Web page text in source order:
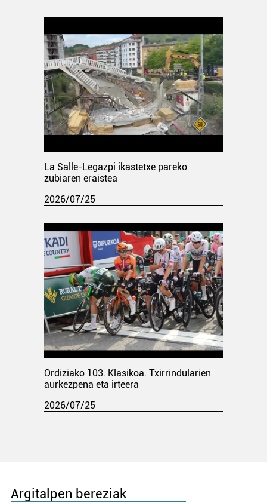
La Salle-Legazpi ikastetxe pareko
zubiaren eraistea
2026/07/25
Ordiziako 103. Klasikoa. Txirrindularien
aurkezpena eta irteera
2026/07/25
Argitalpen bereziak